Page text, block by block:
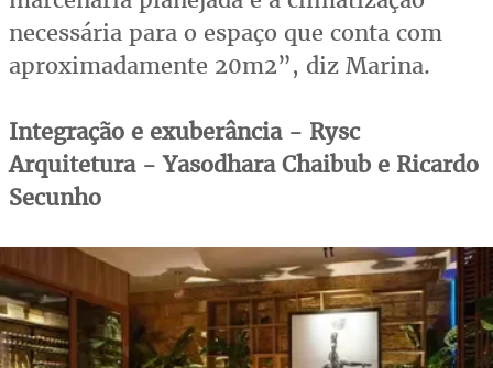
necessária para o espaço que conta com
aproximadamente 20m2”, diz Marina.
Integração e exuberância - Rysc
Arquitetura - Yasodhara Chaibub e Ricardo
Secunho